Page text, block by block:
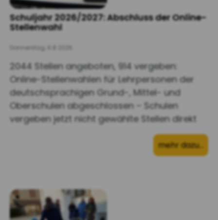
Schuljahr 2026/2027: Abschluss der Online-
Stellenwahl
Donnerstag, 6.8.2026
2044 Stellen angeboten, 914 vergeben:
Online-Stellenwahlen für Lehrpersonen der
deutschsprachigen Grund-, Mittel- und
Oberschulen abgeschlossen – Schulen
vergeben jetzt nicht gewählte Stellen direkt
mehr dazu…